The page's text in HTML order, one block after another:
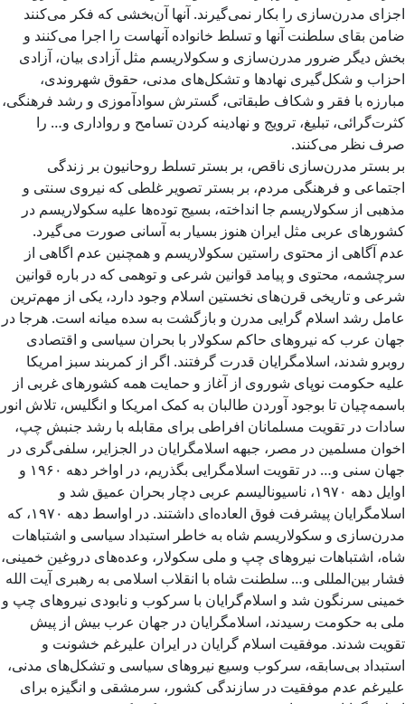
اجزای مدرن‌سازی را بکار نمی‌گیرند. آنها آن‌بخشی که فکر می‌کنند
ضامن بقای سلطنت آنها و تسلط خانواده آنهاست را اجرا می‌کنند و
بخش دیگر ضرور مدرن‌سازی و سکولاریسم مثل آزادی بیان، آزادی
احزاب و شکل‌گیری نهادها و تشکل‌های مدنی، حقوق شهروندی،
مبارزه با فقر و شکاف طبقاتی، گسترش سوادآموزی و رشد فرهنگی،
کثرت‌گرائی، تبلیغ، ترویج و نهادینه کردن تسامح و رواداری و… را
صرف نظر می‌کنند.
بر بستر مدرن‌سازی ناقص، بر بستر تسلط روحانیون بر زندگی
اجتماعی و فرهنگی مردم، بر بستر تصویر غلطی که نیروی سنتی و
مذهبی از سکولاریسم جا انداخته، بسیج توده‌ها علیه سکولاریسم در
کشورهای عربی مثل ایران هنوز بسیار به آسانی صورت می‌گیرد.
عدم آگاهی از محتوی راستین سکولاریسم و همچنین عدم اگاهی از
سرچشمه، محتوی و پیامد قوانین شرعی و توهمی که در باره قوانین
شرعی و تاریخی قرن‌های نخستین اسلام وجود دارد، یکی از مهم‌ترین
عامل رشد اسلام گرایی مدرن و بازگشت به سده میانه است. هرجا در
جهان عرب که نیروهای حاکم سکولار با بحران سیاسی و اقتصادی
روبرو شدند، اسلامگرایان قدرت گرفتند. اگر از کمربند سبز امریکا
علیه حکومت نوپای شوروی از آغاز و حمایت همه کشورهای غربی از
باسمه‌چیان تا بوجود آوردن طالبان به کمک امریکا و انگلیس، تلاش انور
سادات در تقویت مسلمانان افراطی برای مقابله با رشد جنبش چپ،
اخوان مسلمین در مصر، جبهه اسلامگرایان در الجزایر، سلفی‌گری در
جهان سنی و… در تقویت اسلامگرایی بگذریم، در اواخر دهه ۱۹۶۰ و
اوایل دهه ۱۹۷۰، ناسیونالیسم عربی دچار بحران عمیق شد و
اسلامگرایان پیشرفت فوق العاده‌ای داشتند. در اواسط دهه ۱۹۷۰، که
مدرن‌سازی و سکولاریسم شاه به خاطر استبداد سیاسی و اشتباهات
شاه، اشتباهات نیروهای چپ و ملی سکولار، وعده‌های دروغین خمینی،
فشار بین‌المللی و… سلطنت شاه با انقلاب اسلامی به رهبری آیت الله
خمینی سرنگون شد و اسلام‌گرایان با سرکوب و نابودی نیروهای چپ و
ملی به حکومت رسیدند، اسلامگرایان در جهان عرب بیش از پیش
تقویت شدند. موفقیت اسلام گرایان در ایران علیرغم خشونت و
استبداد بی‌سابقه، سرکوب وسیع نیروهای سیاسی و تشکل‌های مدنی،
علیرغم عدم موفقیت در سازندگی کشور، سرمشقی و انگیزه برای